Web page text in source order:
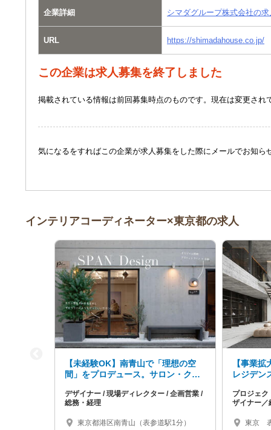
企業詳細 シマダグループ株式会社の
URL https://shimadahouse.co.jp/
この企業は求人募集を終了しました
掲載されている情報は前回募集時点のものです。現在は変更さ
気になるをすればこの企業が求人募集をした際にメールでお知ら
インテリアコーディネーター×東京都の求人
【未経験OK】南青山で「理想の空
間」をプロデュース。サロン・クリ
イナー/施工管理/総務・経理）
デザイナー / 現場ディレクター / 企画営業 /
総務・経理
東京都港区南青山（表参道駅1分）
【事業
レジデン
集
プロジェ
ザイナー／
東京